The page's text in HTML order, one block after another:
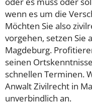
wenn es um die
Möchten Sie also
vorgehen, setzen Sie
Magdeburg.
seinen
schnellen Terminen.
Anwalt Zivilrecht in
unverbindlich an.